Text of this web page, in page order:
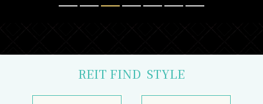
REIT FIND STYLE